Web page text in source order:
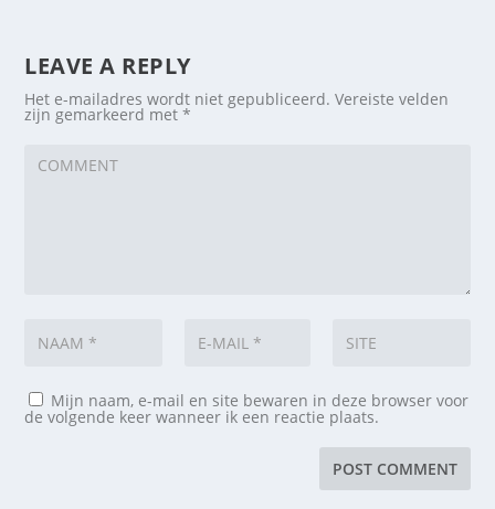
LEAVE A REPLY
Het e-mailadres wordt niet gepubliceerd. Vereiste velden
zijn gemarkeerd met*
Mijn naam, e-mail en site bewaren in deze browser voor
de volgende keer wanneer ik een reactie plaats.